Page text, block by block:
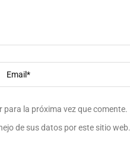
la próxima vez que comente.
de sus datos por este sitio web.